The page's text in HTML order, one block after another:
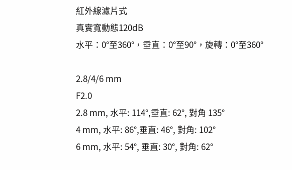
紅外線濾片式
真實寬動態120dB
水平：0°至360°，垂直：0°至90°，旋轉：0°至360°
2.8/4/6 mm
F2.0
2.8 mm, 水平: 114°,垂直: 62°, 對角 135°
4 mm, 水平: 86°,垂直: 46°, 對角: 102°
6 mm, 水平: 54°, 垂直: 30°, 對角: 62°